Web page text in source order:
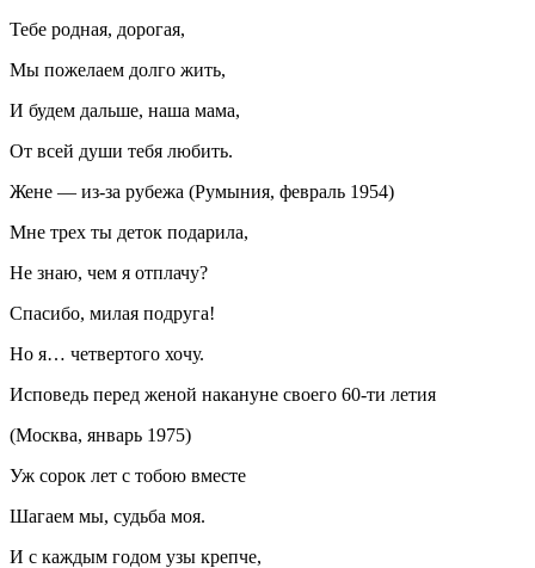
Тебе родная, дорогая,
Мы пожелаем долго жить,
И будем дальше, наша мама,
От всей души тебя любить.
Жене — из-за рубежа (Румыния, февраль 1954)
Мне трех ты деток подарила,
Не знаю, чем я отплачу?
Спасибо, милая подруга!
Но я… четвертого хочу.
Исповедь перед женой накануне своего 60-ти летия
(Москва, январь 1975)
Уж сорок лет с тобою вместе
Шагаем мы, судьба моя.
И с каждым годом узы крепче,